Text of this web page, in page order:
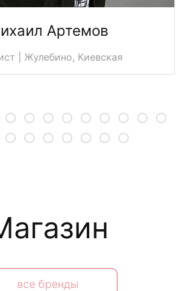
Артемов
| Жулебино, Киевская
все бренды